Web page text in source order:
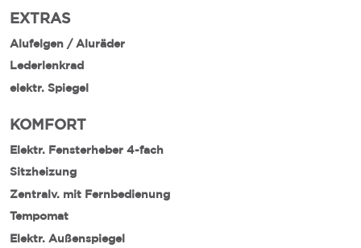
EXTRAS
Alufelgen / Aluräder
Lederlenkrad
elektr. Spiegel
KOMFORT
Elektr. Fensterheber 4-fach
Sitzheizung
Zentralv. mit Fernbedienung
Tempomat
Elektr. Außenspiegel